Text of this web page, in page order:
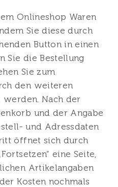
Onlineshop Waren
Sie diese durch
Button in einen
Sie die Bestellung
Sie zum
den weiteren
Nach der
und der Angabe
und Adressdaten
öffnet sich durch
eine Seite,
Artikelangaben
Kosten nochmals